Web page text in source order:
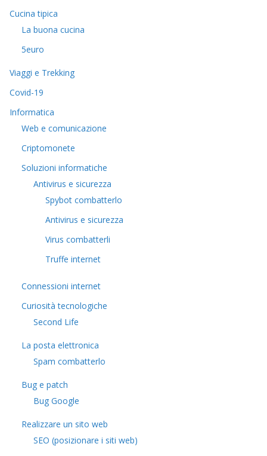
Cucina tipica
La buona cucina
5euro
Viaggi e Trekking
Covid-19
Informatica
Web e comunicazione
Criptomonete
Soluzioni informatiche
Antivirus e sicurezza
Spybot combatterlo
Antivirus e sicurezza
Virus combatterli
Truffe internet
Connessioni internet
Curiosità tecnologiche
​Second Life
La posta elettronica
Spam combatterlo
Bug e patch
Bug Google
Realizzare un sito web
SEO (posizionare i siti web)